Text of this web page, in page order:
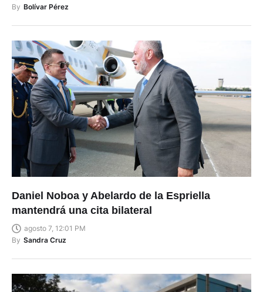
By Bolívar Pérez
Daniel Noboa y Abelardo de la Espriella
mantendrá una cita bilateral
agosto 7, 12:01 PM
By Sandra Cruz